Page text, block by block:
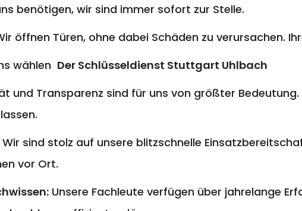
benötigen, wir sind immer sofort zur Stelle.
öffnen Türen, ohne dabei Schäden zu verursachen.
wählen Der Schlüsseldienst Stuttgart Uhlbach
und Transparenz sind für uns von größter
Wir sind stolz auf unsere blitzschnelle
vor Ort.
Unsere Fachleute verfügen über jahrelange